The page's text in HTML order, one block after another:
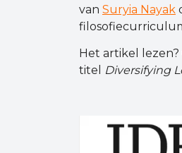
van Suryia Nayak
Het artikel lezen?
titel
Diversifying